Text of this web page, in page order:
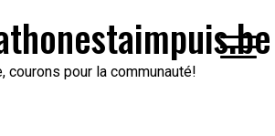
courons pour la communauté!